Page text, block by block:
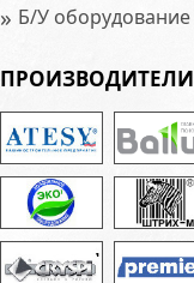
» Б/У оборудование
ПРОИЗВОДИТЕЛИ